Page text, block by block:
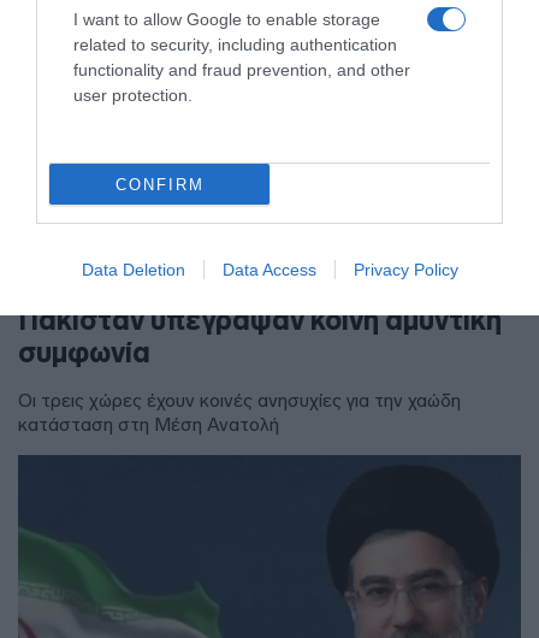
I want to allow Google to enable storage
related to security, including authentication
functionality and fraud prevention, and other
user protection.
CONFIRM
Data Deletion Data Access Privacy Policy
Η Σαουδική Αραβία, η Τουρκία και το
Πακιστάν υπέγραψαν κοινή αμυντική
συμφωνία
Οι τρεις χώρες έχουν κοινές ανησυχίες για την χαώδη
κατάσταση στη Μέση Ανατολή